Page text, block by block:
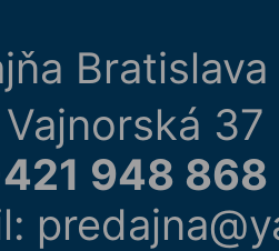
Bratislava
37
948